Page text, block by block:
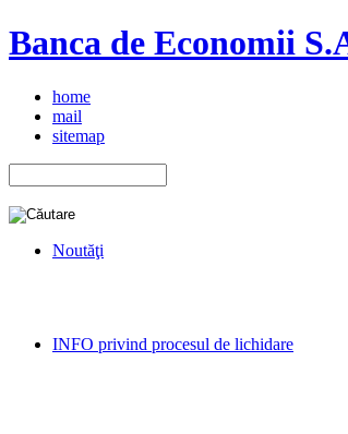
Banca de Economii
home
mail
sitemap
Noutăţi
INFO privind procesul de lichidare